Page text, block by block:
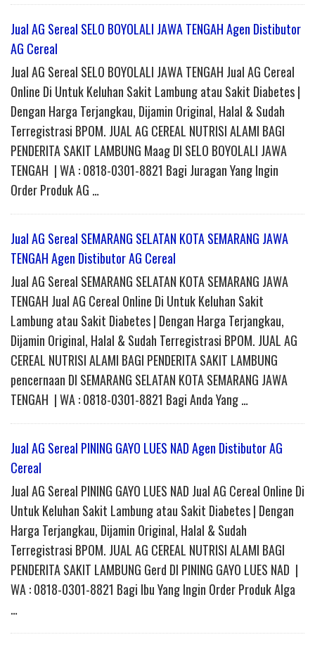
Jual AG Sereal SELO BOYOLALI JAWA TENGAH Agen Distibutor
AG Cereal
Jual AG Sereal SELO BOYOLALI JAWA TENGAH Jual AG Cereal
Online Di Untuk Keluhan Sakit Lambung atau Sakit Diabetes |
Dengan Harga Terjangkau, Dijamin Original, Halal & Sudah
Terregistrasi BPOM. JUAL AG CEREAL NUTRISI ALAMI BAGI
PENDERITA SAKIT LAMBUNG Maag DI SELO BOYOLALI JAWA
TENGAH | WA : 0818-0301-8821 Bagi Juragan Yang Ingin
Order Produk AG …
Jual AG Sereal SEMARANG SELATAN KOTA SEMARANG JAWA
TENGAH Agen Distibutor AG Cereal
Jual AG Sereal SEMARANG SELATAN KOTA SEMARANG JAWA
TENGAH Jual AG Cereal Online Di Untuk Keluhan Sakit
Lambung atau Sakit Diabetes | Dengan Harga Terjangkau,
Dijamin Original, Halal & Sudah Terregistrasi BPOM. JUAL AG
CEREAL NUTRISI ALAMI BAGI PENDERITA SAKIT LAMBUNG
pencernaan DI SEMARANG SELATAN KOTA SEMARANG JAWA
TENGAH | WA : 0818-0301-8821 Bagi Anda Yang …
Jual AG Sereal PINING GAYO LUES NAD Agen Distibutor AG
Cereal
Jual AG Sereal PINING GAYO LUES NAD Jual AG Cereal Online Di
Untuk Keluhan Sakit Lambung atau Sakit Diabetes | Dengan
Harga Terjangkau, Dijamin Original, Halal & Sudah
Terregistrasi BPOM. JUAL AG CEREAL NUTRISI ALAMI BAGI
PENDERITA SAKIT LAMBUNG Gerd DI PINING GAYO LUES NAD |
WA : 0818-0301-8821 Bagi Ibu Yang Ingin Order Produk Alga
…